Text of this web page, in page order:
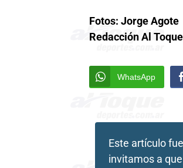
Fotos: Jorge Agote
Redacción Al Toque
WhatsApp
Este artículo
invitamos a